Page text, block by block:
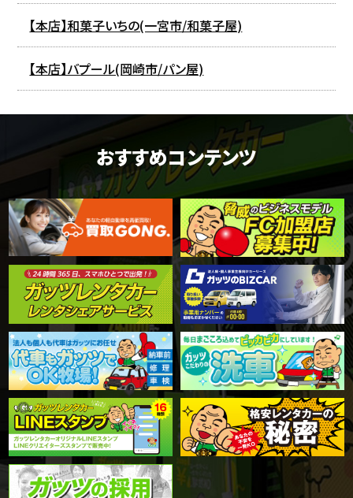
【本店】和菓子いちの(一宮市/和菓子屋)
【本店】バプール(岡崎市/パン屋)
おすすめコンテンツ